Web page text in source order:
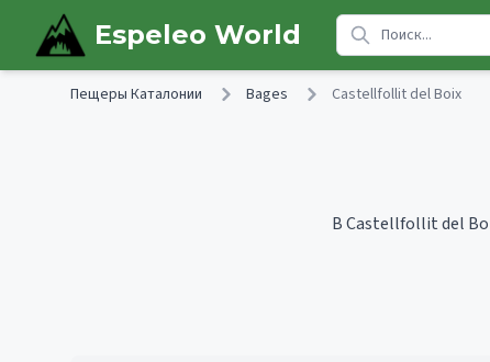
Skip to main content
Espeleo World
Пещеры Каталонии Bages Castellfollit del Boix
В Castellfollit del